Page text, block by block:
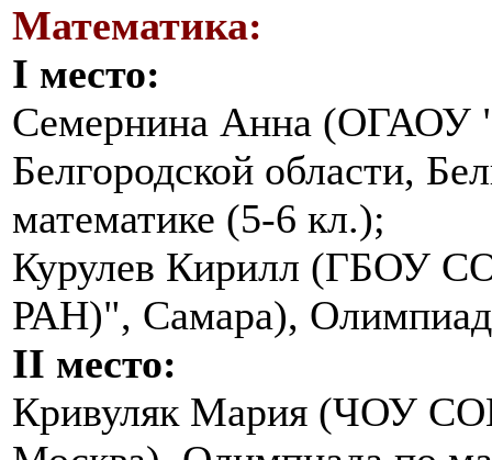
Математика:
I место:
Семернина Анна (ОГАОУ
Белгородской области,
математике (5-6 кл.);
Курулев Кирилл (ГБОУ
РАН)", Самара),
II место:
Кривуляк Мария (ЧОУ